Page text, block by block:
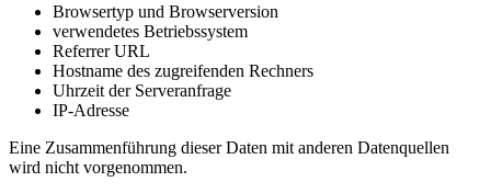
Browsertyp und Browserversion
verwendetes Betriebssystem
Referrer URL
Hostname des zugreifenden Rechners
Uhrzeit der Serveranfrage
IP-Adresse
Eine Zusammenführung dieser Daten mit anderen Datenquellen
wird nicht vorgenommen.